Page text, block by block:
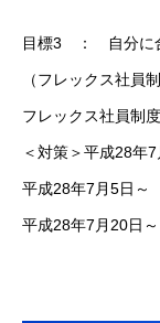
目標3 ： 自分に
（フレックス社員
フレックス社員制
＜対策＞平成28
平成28年7月5日
平成28年7月20日